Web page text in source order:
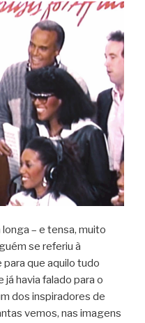
– e tensa, muito
se referiu à
que aquilo tudo
havia falado para o
dos inspiradores de
vemos, nas imagens